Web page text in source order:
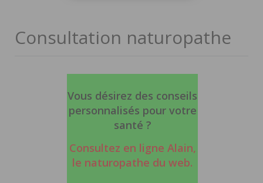
Consultation naturopathe
Vous désirez des conseils
personnalisés pour votre
santé ?
Consultez en ligne Alain,
le naturopathe du web.